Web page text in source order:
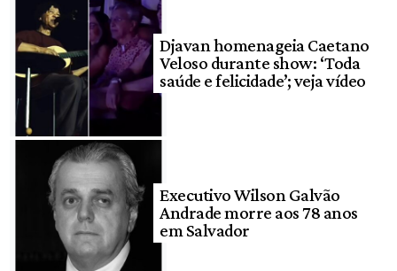
Djavan homenageia Caetano
Veloso durante show: ‘Toda
saúde e felicidade’; veja vídeo
Executivo Wilson Galvão
Andrade morre aos 78 anos
em Salvador